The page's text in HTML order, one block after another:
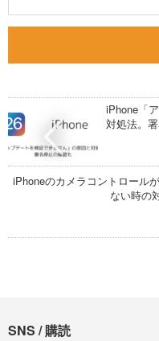
iPhone「
対処法。
iPhoneのカメラコントロール
ない時の
SNS / 購読